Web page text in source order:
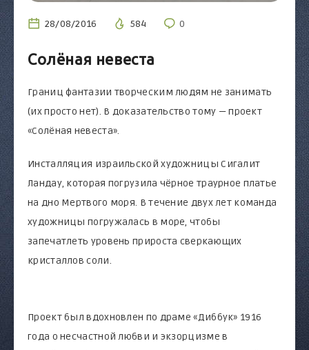
28/08/2016 584 0
Солёная невеста
Границ фантазии творческим людям не занимать
(их просто нет). В доказательство тому — проект
«Солёная невеста».
Инсталляция израильской художницы Сигалит
Ландау, которая погрузила чёрное траурное платье
на дно Мертвого моря. В течение двух лет команда
художницы погружалась в море, чтобы
запечатлеть уровень прироста сверкающих
кристаллов соли.
Проект был вдохновлен по драме «Диббук» 1916
года о несчастной любви и экзорцизме в